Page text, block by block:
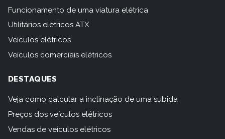
Funcionamento de uma viatura elétrica
Utilitários elétricos ATX
Veículos elétricos
Veículos comerciais elétricos
DESTAQUES
Veja como calcular a inclinação de uma subida
Preços dos veículos elétricos
Vendas de veículos elétricos